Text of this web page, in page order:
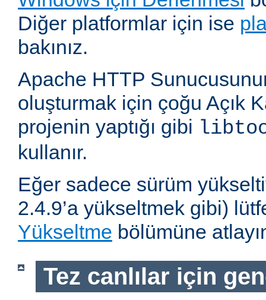
Diğer platformlar için ise
bakınız.
Apache HTTP
oluşturmak için çoğu Açık
projenin yaptığı gibi
kullanır.
Eğer sadece sürüm
2.4.9’a yükseltmek gibi)
Yükseltme bölümüne
Tez canlılar için